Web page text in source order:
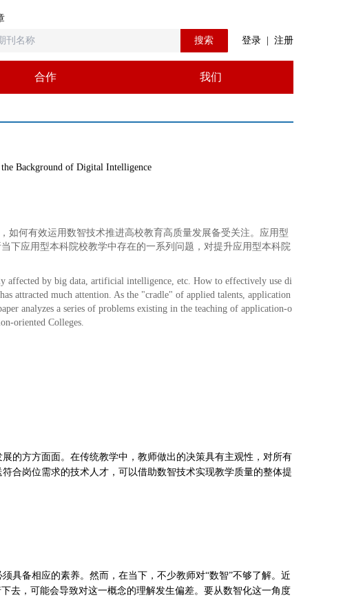
搜索 登录 注册
合作 我们
Background of Digital Intelligence
如何有效运用数智技术推进高校教育高质量发展备受关注。应用型
下应用型本科院校教学中存在的一系列问题，对提升应用型本科院
affected by big data, artificial intelligence, etc. How to effectively use di
attracted much attention. As the "cradle" of applied talents, application
analyzes a series of problems existing in the teaching of application-o
oriented Colleges.
的方方面面。在传统教学中，教师做出的决策具有主观性，对所有
合岗位需求的技术人才，可以借助数智技术实现教学质量的整体提
具备相应的素养。然而，在当下，不少教师对“数智”不够了解。近
去，可能会导致对这一概念的理解发生偏差。要从数智化这一角度